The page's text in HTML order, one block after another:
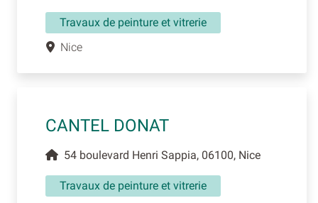
Travaux de peinture et vitrerie
Nice
CANTEL DONAT
54 boulevard Henri Sappia, 06100, Nice
Travaux de peinture et vitrerie